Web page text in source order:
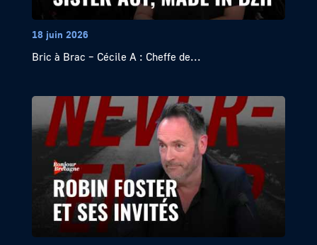
18 juin 2026
Bric à Brac – Cécile A : Cheffe de...